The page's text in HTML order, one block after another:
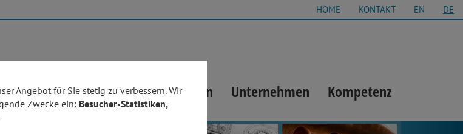
Produktübersicht Technologien Unternehmen Kompetenz
DE
EN
KONTAKT
HOME
Angebot für Sie stetig zu verbessern. Wir
Zwecke ein: Besucher-Statistiken,